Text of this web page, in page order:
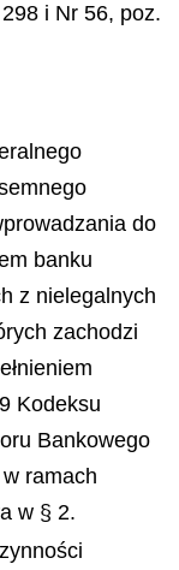
i Nr 56, poz.
do
banku
z nielegalnych
zachodzi
Kodeksu
Bankowego
ramach
w § 2.